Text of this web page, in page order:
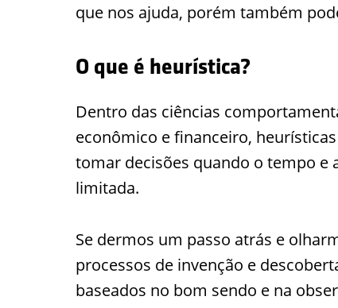
que nos ajuda, porém também
O que é heurística?
Dentro das ciências
econômico e financeiro,
tomar decisões quando o tempo e
limitada.
Se dermos um passo atrás e
processos de invenção e
baseados no bom sendo e na